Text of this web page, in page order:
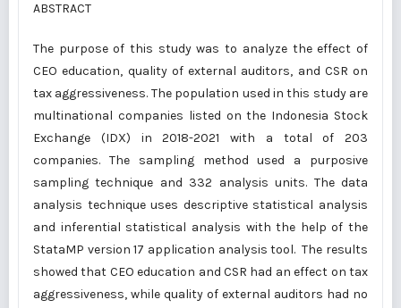
ABSTRACT
The purpose of this study was to analyze the effect of
CEO education, quality of external auditors, and CSR on
tax aggressiveness. The population used in this study are
multinational companies listed on the Indonesia Stock
Exchange (IDX) in 2018-2021 with a total of 203
companies. The sampling method used a purposive
sampling technique and 332 analysis units. The data
analysis technique uses descriptive statistical analysis
and inferential statistical analysis with the help of the
StataMP version 17 application analysis tool. The results
showed that CEO education and CSR had an effect on tax
aggressiveness, while quality of external auditors had no